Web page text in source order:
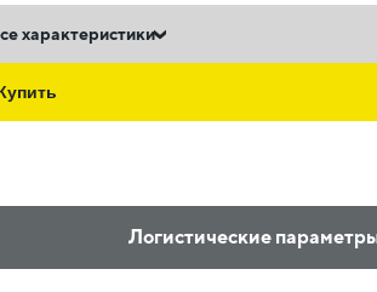
характеристики
Логистические